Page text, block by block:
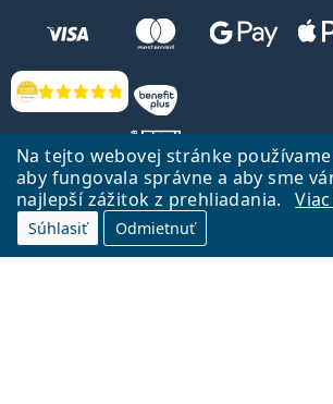
Na tejto webovej stránke
aby fungovala správne a aby sme
najlepší zážitok z prehliadania.
Súhlasiť Odmietnuť
Hodnotenia
Späť na Úvodnu stránku
Lentiamo.sk vlastní a prevádzkuje spoločnosť